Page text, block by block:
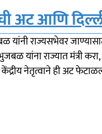
अट आणि
यांनी राज्यसभेवर
यांना राज्यात मंत्री
नेतृत्वाने ही अट